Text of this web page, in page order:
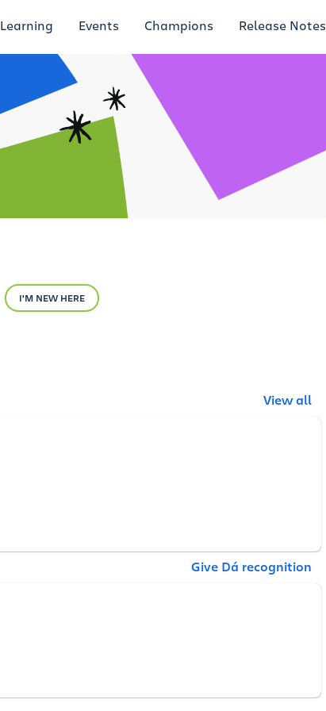
Learning Events Champions Release Notes
I'M NEW HERE
View all
Give Đá recognition